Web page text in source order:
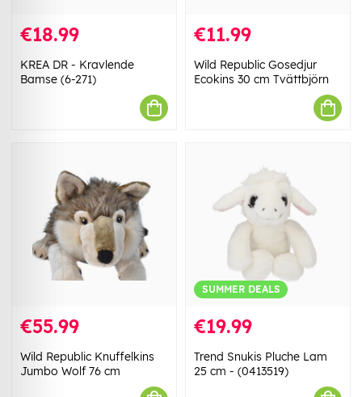
€18.99
KREA DR - Kravlende
Bamse (6-271)
€11.99
Wild Republic Gosedjur
Ecokins 30 cm Tvättbjörn
€55.99
Wild Republic Knuffelkins
Jumbo Wolf 76 cm
SUMMER DEALS
€19.99
Trend Snukis Pluche Lam
25 cm - (0413519)